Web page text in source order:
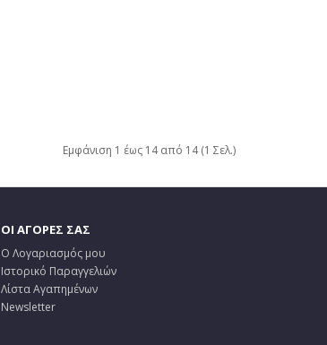
Εμφάνιση 1 έως 14 από 14 (1 Σελ.)
ΟΙ ΑΓΟΡΕΣ ΣΑΣ
Ο Λογαριασμός μου
Ιστορικό Παραγγελιών
Λίστα Αγαπημένων
Newsletter